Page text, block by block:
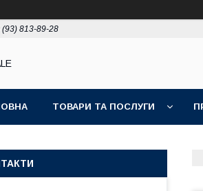
(93) 813-89-28
ТОВАРИ ТА ПОСЛУГИ